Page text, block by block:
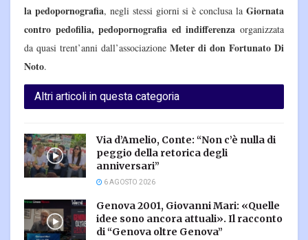
la pedopornografia, negli stessi giorni si è conclusa laGiornata
contro pedofilia, pedopornografia ed indifferenza organizzata
da quasi trent’anni dall’associazione Meter di don Fortunato Di
Noto.
Altri articoli in questa categoria
Via d’Amelio, Conte: “Non c’è nulla di
peggio della retorica degli
anniversari”
6 AGOSTO 2026
Genova 2001, Giovanni Mari: «Quelle
idee sono ancora attuali». Il racconto
di “Genova oltre Genova”